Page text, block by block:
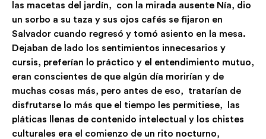
las macetas del jardín, con la mirada ausente Nía, dio
un sorbo a su taza y sus ojos cafés se fijaron en
Salvador cuando regresó y tomó asiento en la mesa.
Dejaban de lado los sentimientos innecesarios y
cursis, preferían lo práctico y el entendimiento mutuo,
eran conscientes de que algún día morirían y de
muchas cosas más, pero antes de eso, tratarían de
disfrutarse lo más que el tiempo les permitiese, las
pláticas llenas de contenido intelectual y los chistes
culturales era el comienzo de un rito nocturno,